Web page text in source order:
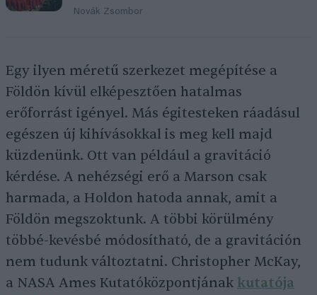
Novák Zsombor
Egy ilyen méretű szerkezet megépítése a
Földön kívül elképesztően hatalmas
erőforrást igényel. Más égitesteken ráadásul
egészen új kihívásokkal is meg kell majd
küzdenünk. Ott van például a gravitáció
kérdése. A nehézségi erő a Marson csak
harmada, a Holdon hatoda annak, amit a
Földön megszoktunk. A többi körülmény
többé-kevésbé módosítható, de a gravitáción
nem tudunk változtatni. Christopher McKay,
a NASA Ames Kutatóközpontjának kutatója